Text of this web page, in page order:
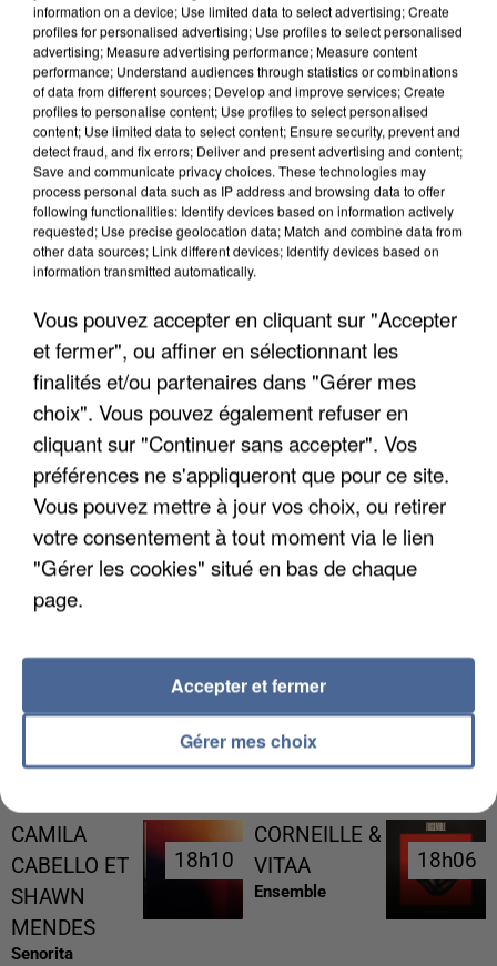
APRÈS TOUTES CES CANICULES, LES REFUGES
DE FAUNE SAUVAGE SONT...
MAFIA INTERPELLÉ EN ALGÉRIE
RÉCEMMENT DIFFUSÉ
CAMILA
CABELLO ET
SHAWN
MENDES
Senorita
18h10
18h10
CORNEILLE &
VITAA
Ensemble
18h06
18h06
information on a device; Use limited data to select advertising; Create
profiles for personalised advertising; Use profiles to select personalised
advertising; Measure advertising performance; Measure content
performance; Understand audiences through statistics or combinations
of data from different sources; Develop and improve services; Create
profiles to personalise content; Use profiles to select personalised
content; Use limited data to select content; Ensure security, prevent and
detect fraud, and fix errors; Deliver and present advertising and content;
Save and communicate privacy choices. These technologies may
process personal data such as IP address and browsing data to offer
following functionalities: Identify devices based on information actively
requested; Use precise geolocation data; Match and combine data from
other data sources; Link different devices; Identify devices based on
information transmitted automatically.
Vous pouvez accepter en cliquant sur "Accepter
et fermer", ou affiner en sélectionnant les
finalités et/ou partenaires dans "Gérer mes
choix". Vous pouvez également refuser en
cliquant sur "Continuer sans accepter". Vos
préférences ne s'appliqueront que pour ce site.
Vous pouvez mettre à jour vos choix, ou retirer
votre consentement à tout moment via le lien
"Gérer les cookies" situé en bas de chaque
page.
Gérer mes choix
Accepter et fermer